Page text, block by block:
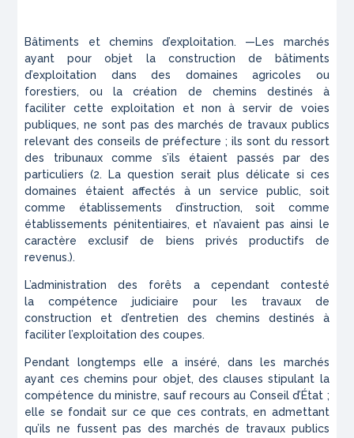
Bâtiments et chemins d’exploitation. —Les
marchés
ayant pour
objet la construction de bâtiments
d’exploitation dans des domainesagricoles ou
forestiers, ou la création de chemins destinés à
faciliter cette exploitation et non à servir de voies
publiques, ne sont pas des marchés de travaux publics
relevant des conseils depréfecture ; ils sont du ressort
des tribunaux comme s’ils étaient passéspar des
particuliers (2. La question serait plus délicate si ces
domaines étaient affectés à un service public, soit
comme établissements d’instruction, soit comme
établissements pénitentiaires, et n’avaient pas ainsi le
caractère exclusif de biens privés productifs de
revenus.).
L’administration des forêts a cependant contesté
lacompétencejudiciaire pour les travaux de
construction et d’entretien des chemins destinés à
faciliter l’exploitation descoupes.
Pendant longtemps elle a inséré, dans les marchés
ayant ces chemins pour objet, des clauses stipulant la
compétence du ministre, sauf recours au Conseil d’État ;
elle se fondait sur ce que ces contrats, en admettant
qu’ils ne fussent pas des marchés de travaux publics